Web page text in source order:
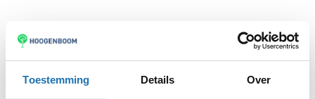
Toestemming Details Over